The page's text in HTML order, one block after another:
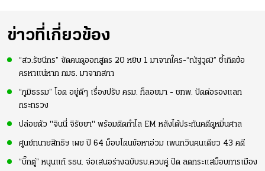
ข่าวที่เกี่ยวข้อง
“สว.รัชนีกร” ซัดคนดูออกสูตร 20 หยิบ 1 มาจากใคร-“ณัฐวุฒิ” ชี้เกิดข้อ
ครหาแน่หาก กมธ. มาจากสภา
“ภูมิธรรม” โอด อยู่ดีๆ เรื่องปรับ ครม. ก็ลอยมา - ชทพ. ปัดต่อรองแลก
กระทรวง
ปล่อยตัว "จินนี่ จิรัชยา" พร้อมติดกำไล EM หลังได้ประกันคดีดูหมิ่นศาล
ศูนย์ทนายสิทธิฯ เผย ปี 64 ม็อบโดนข้อหาอ่วม เพนกวินคนเดียว 43 คดี
“บิ๊กตู่” หนุนแก้ รธน. จ่อเสนอร่างฉบับรบ.ควบคู่ ปัด ลดกระแสม็อบการเมือง